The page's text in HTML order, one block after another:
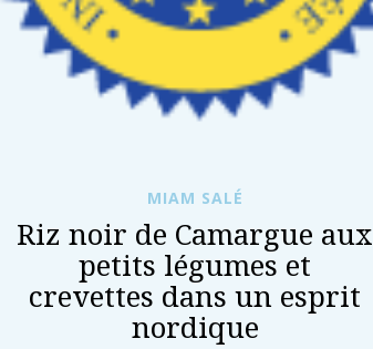
MIAM SALÉ
Riz noir de Camargue aux
petits légumes et
crevettes dans un esprit
nordique